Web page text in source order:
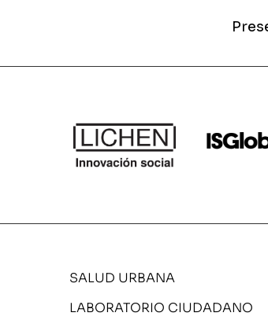
SALUD URBANA
LABORATORIO CIUDADANO